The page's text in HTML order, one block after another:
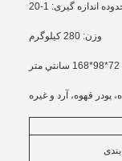
وزن: 280 کیلوگرم
پودر قهوه، آرد و غیره